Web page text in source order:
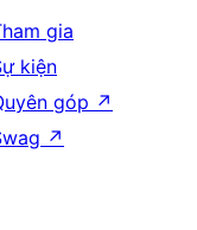
gia
kiện
góp ↗
↗